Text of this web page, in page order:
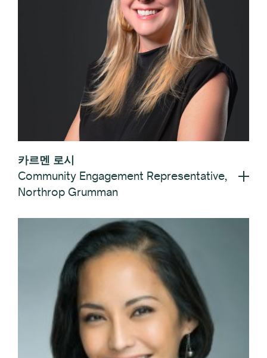
카르멘 로시
Community Engagement Representative,
Northrop Grumman